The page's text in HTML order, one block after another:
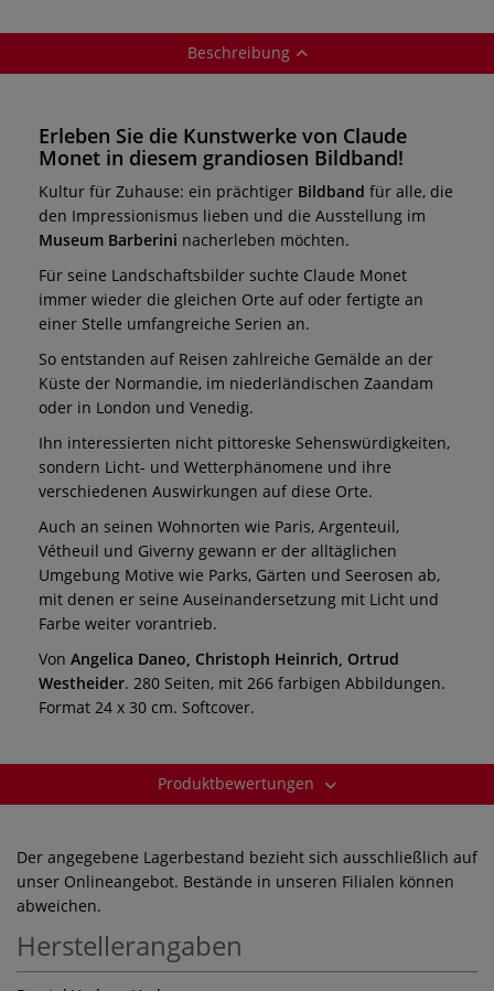
Beschreibung
Erleben Sie die Kunstwerke von Claude
Monet in diesem grandiosen Bildband!
Kultur für Zuhause: ein prächtiger Bildband für alle, die
den Impressionismus lieben und die Ausstellung im
Museum Barberini nacherleben möchten.
Für seine Landschaftsbilder suchte Claude Monet
immer wieder die gleichen Orte auf oder fertigte an
einer Stelle umfangreiche Serien an.
So entstanden auf Reisen zahlreiche Gemälde an der
Küste der Normandie, im niederländischen Zaandam
oder in London und Venedig.
Ihn interessierten nicht pittoreske Sehenswürdigkeiten,
sondern Licht- und Wetterphänomene und ihre
verschiedenen Auswirkungen auf diese Orte.
Auch an seinen Wohnorten wie Paris, Argenteuil,
Vétheuil und Giverny gewann er der alltäglichen
Umgebung Motive wie Parks, Gärten und Seerosen ab,
mit denen er seine Auseinandersetzung mit Licht und
Farbe weiter vorantrieb.
Von Angelica Daneo, Christoph Heinrich, Ortrud
Westheider. 280 Seiten, mit 266 farbigen Abbildungen.
Format 24 x 30 cm. Softcover.
Produktbewertungen
Der angegebene Lagerbestand bezieht sich ausschließlich auf
unser Onlineangebot. Bestände in unseren Filialen können
abweichen.
Herstellerangaben